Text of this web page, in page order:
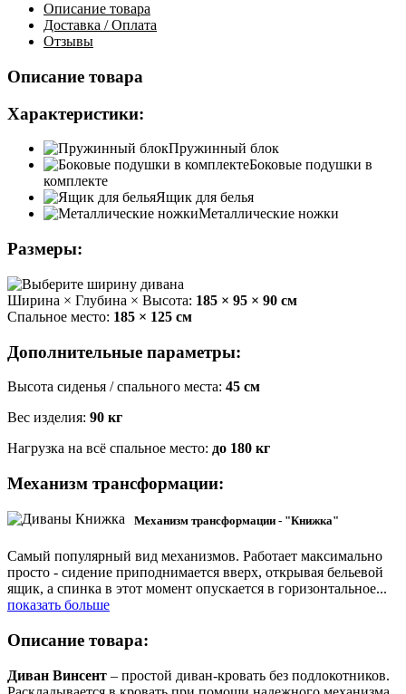
Описание товара
Доставка / Оплата
Отзывы
Описание товара
Характеристики:
Пружинный блок
Боковые подушки в
комплекте
Ящик для белья
Металлические ножки
Размеры:
Ширина × Глубина × Высота: 185 × 95 × 90 см
Спальное место: 185 × 125 см
Дополнительные параметры:
Высота сиденья / спального места: 45 см
Вес изделия: 90 кг
Нагрузка на всё спальное место: до 180 кг
Механизм трансформации:
Механизм трансформации - "Книжка"
Самый популярный вид механизмов. Работает максимально
просто - сидение приподнимается вверх, открывая бельевой
ящик, а спинка в этот момент опускается в горизонтальное...
показать больше
Описание товара:
Диван Винсент – простой диван-кровать без подлокотников.